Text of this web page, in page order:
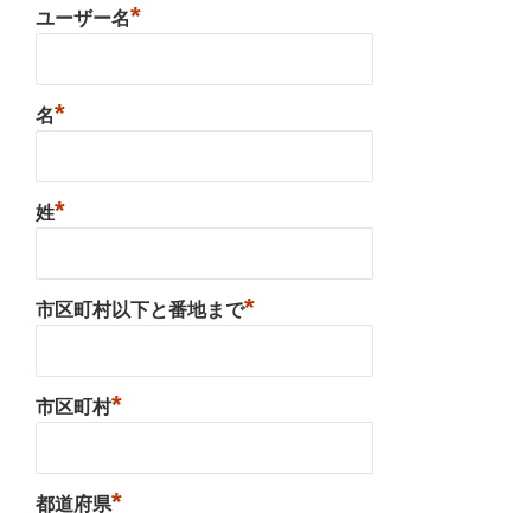
ユーザー名*
名*
姓*
市区町村以下と番地まで*
市区町村*
都道府県*